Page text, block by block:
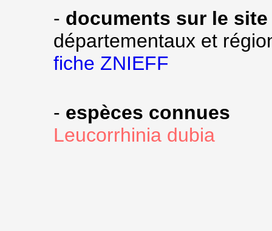
- documents sur le site
départementaux et
fiche ZNIEFF
- espèces connues
Leucorrhinia dubia